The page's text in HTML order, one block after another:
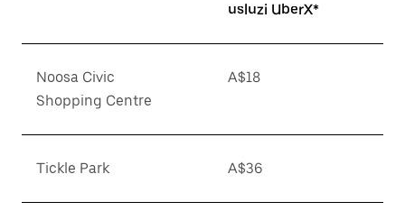
usluzi UberX*
Noosa Civic
Shopping Centre
A$18
Tickle Park A$36